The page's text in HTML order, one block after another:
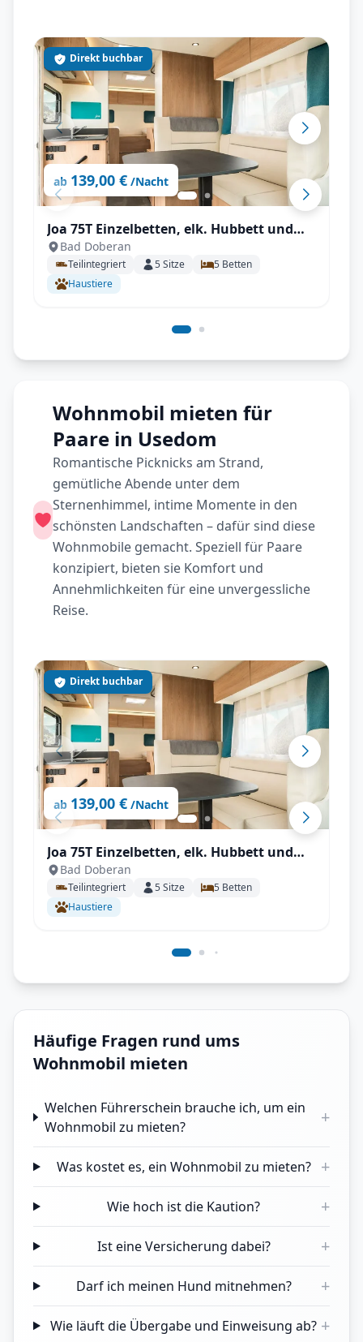
ab 139,00 € /Nacht
Direkt buchbar
Joa 75T Einzelbetten, elk. Hubbett und
großer Wohnbereich für bis zu 5
Personen
Bad Doberan
Teilintegriert 5Sitze 5 Betten
Haustiere
Wohnmobil mieten für
Paare in Usedom
Romantische Picknicks am Strand,
gemütliche Abende unter dem
Sternenhimmel, intime Momente in den
schönsten Landschaften – dafür sind diese
Wohnmobile gemacht. Speziell für Paare
konzipiert, bieten sie Komfort und
Annehmlichkeiten für eine unvergessliche
Reise.
ab 139,00 € /Nacht
Direkt buchbar
Joa 75T Einzelbetten, elk. Hubbett und
großer Wohnbereich für bis zu 5
Personen
Bad Doberan
Teilintegriert 5Sitze 5 Betten
Haustiere
Häufige Fragen rund ums
Wohnmobil mieten
Welchen Führerschein brauche ich, um ein
Wohnmobil zu mieten?
+
Was kostet es, ein Wohnmobil zu mieten? +
Wie hoch ist die Kaution? +
Ist eine Versicherung dabei? +
Darf ich meinen Hund mitnehmen? +
Wie läuft die Übergabe und Einweisung ab? +